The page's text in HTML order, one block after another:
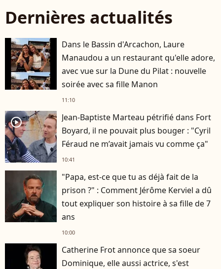
Dernières actualités
Dans le Bassin d'Arcachon, Laure
Manaudou a un restaurant qu'elle adore,
avec vue sur la Dune du Pilat : nouvelle
soirée avec sa fille Manon
11:10
player2
Jean-Baptiste Marteau pétrifié dans Fort
Boyard, il ne pouvait plus bouger : "Cyril
Féraud ne m’avait jamais vu comme ça"
10:41
"Papa, est-ce que tu as déjà fait de la
prison ?" : Comment Jérôme Kerviel a dû
tout expliquer son histoire à sa fille de 7
ans
10:00
Catherine Frot annonce que sa soeur
Dominique, elle aussi actrice, s'est